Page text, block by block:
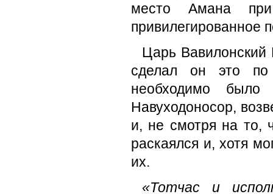
место Амана
привилегированное
Царь Вавилонский
сделал он это по
необходимо
Навуходоносор,
и, не смотря на то,
раскаялся и, хотя
их.
«Тотчас и